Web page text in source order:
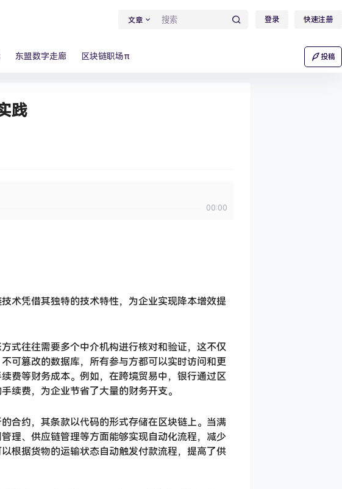
文章 登录 快速注册
东盟数字走廊 区块链职场π 投稿
践
00:00
术凭借其独特的技术特性，为企业实现降本增效提
式往往需要多个中介机构进行核对和验证，这不仅
可篡改的数据库，所有参与方都可以实时访问和更
费等财务成本。例如，在跨境贸易中，银行通过区
续费，为企业节省了大量的财务开支。
合约，其条款以代码的形式存储在区块链上。当满
理、供应链管理等方面能够实现自动化流程，减少
根据货物的运输状态自动触发付款流程，提高了供